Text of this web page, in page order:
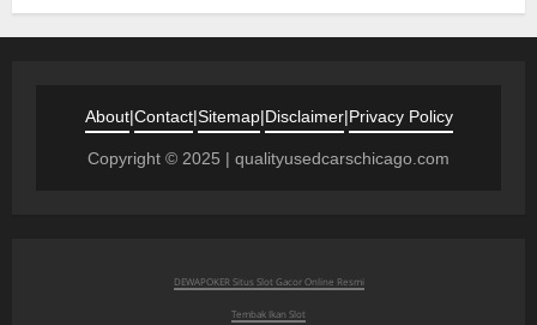
About|Contact|Sitemap|Disclaimer|Privacy Policy
Copyright © 2025 | qualityusedcarschicago.com
DEWAPOKER Situs Slot Gacor Online Resmi
Tembak Ikan Slot